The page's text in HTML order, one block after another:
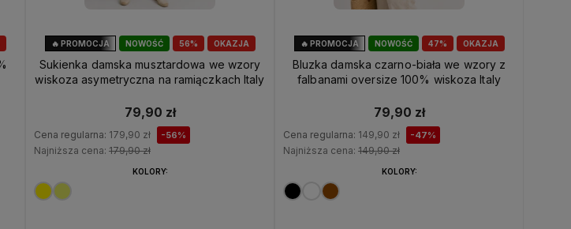
56%
NOWOŚĆ OKAZJA
🔥 PROMOCJA
Sukienka damska musztardowa we wzory
wiskoza asymetryczna na ramiączkach Italy
79,90 zł
Cena regularna: 179,90 zł -56%
Najniższa cena: 179,90 zł
KOLORY:
47%
NOWOŚĆ OKAZJA
🔥 PROMOCJA
Bluzka damska czarno-biała we wzory z
falbanami oversize 100% wiskoza Italy
79,90 zł
Cena regularna: 149,90 zł -47%
Najniższa cena: 149,90 zł
KOLORY: